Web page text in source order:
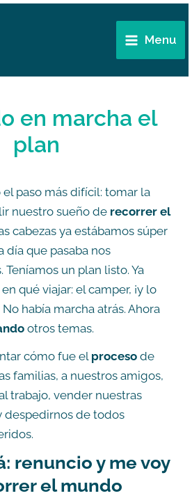
Main
Menu
Menu
en marcha el
plan
el paso más difícil: tomar la
nuestro sueño de recorrer el
cabezas ya estábamos súper
día que pasaba nos
un plan listo. Ya
qué viajar: el camper, ¡y lo
había marcha atrás. Ahora
otros temas.
cómo fue el proceso de
familias, a nuestros amigos,
trabajo, vender nuestras
despedirnos de todos
renuncio y me voy
el mundo